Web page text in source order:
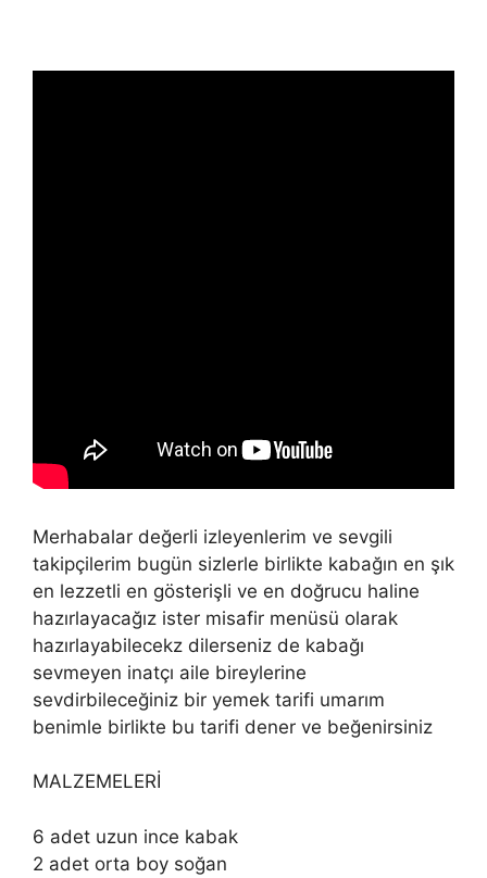
Merhabalar değerli izleyenlerim ve sevgili
takipçilerim bugün sizlerle birlikte kabağın en şık
en lezzetli en gösterişli ve en doğrucu haline
hazırlayacağız ister misafir menüsü olarak
hazırlayabilecekz dilerseniz de kabağı
sevmeyen inatçı aile bireylerine
sevdirbileceğiniz bir yemek tarifi umarım
benimle birlikte bu tarifi dener ve beğenirsiniz
MALZEMELERİ
6 adet uzun ince kabak
2 adet orta boy soğan